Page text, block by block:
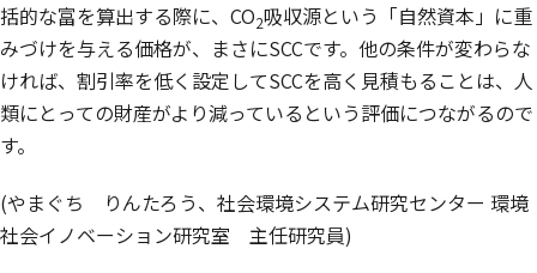
括的な富を算出する際に、CO2吸収源という「自然資本」に重
みづけを与える価格が、まさにSCCです。他の条件が変わらな
ければ、割引率を低く設定してSCCを高く見積もることは、人
類にとっての財産がより減っているという評価につながるので
す。
(やまぐち りんたろう、社会環境システム研究センター 環境
社会イノベーション研究室 主任研究員)